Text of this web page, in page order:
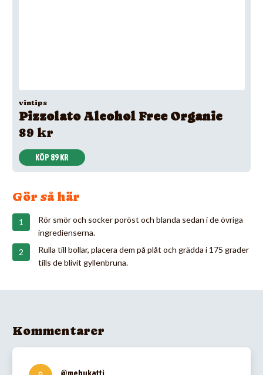
vintips
Pizzolato Alcohol Free Organic
89 kr
KÖP 89 KR
Gör så här
Rör smör och socker poröst och blanda sedan i de övriga
ingredienserna.
Rulla till bollar, placera dem på plåt och grädda i 175 grader
tills de blivit gyllenbruna.
Kommentarer
@mehukatti